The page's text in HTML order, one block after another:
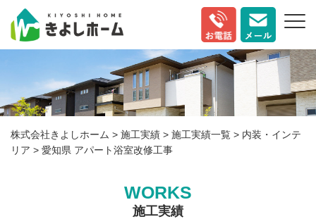
株式会社きよしホーム > 施工実績 > 施工実績一覧 > 内装・インテ
リア > 愛知県 アパート浴室改修工事
WORKS
施工実績